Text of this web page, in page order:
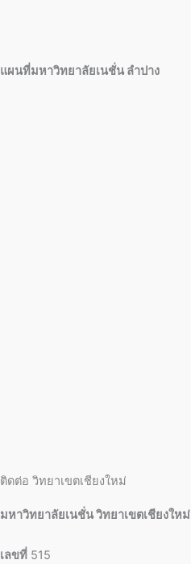
แผนที่มหาวิทยาลัยเนชั่น ลำปาง
ติดต่อ วิทยาเขตเชียงใหม่
มหาวิทยาลัยเนชั่น วิทยาเขตเชียงใหม่
เลขที่ 515